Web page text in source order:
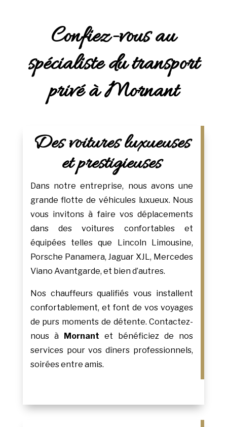
Confiez-vous au
spécialiste du transport
privé à Mornant
Des voitures luxueuses
et prestigieuses
Dans notre entreprise, nous avons une
grande flotte de véhicules luxueux. Nous
vous invitons à faire vos déplacements
dans des voitures confortables et
équipées telles que Lincoln Limousine,
Porsche Panamera, Jaguar XJL, Mercedes
Viano Avantgarde, et bien d’autres.
Nos chauffeurs qualifiés vous installent
confortablement, et font de vos voyages
de purs moments de détente. Contactez-
nous à Mornant et bénéficiez de nos
services pour vos dîners professionnels,
soirées entre amis.